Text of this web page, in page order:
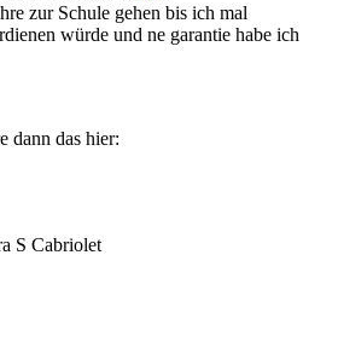
zur Schule gehen bis ich mal
würde und ne garantie habe ich
dann das hier:
S Cabriolet